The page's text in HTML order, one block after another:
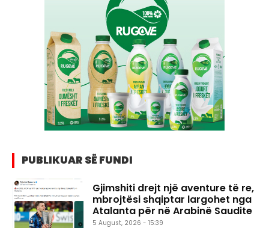
PUBLIKUAR SË FUNDI
Gjimshiti drejt një aventure të re,
mbrojtësi shqiptar largohet nga
Atalanta për në Arabinë Saudite
5 August, 2026 - 15:39